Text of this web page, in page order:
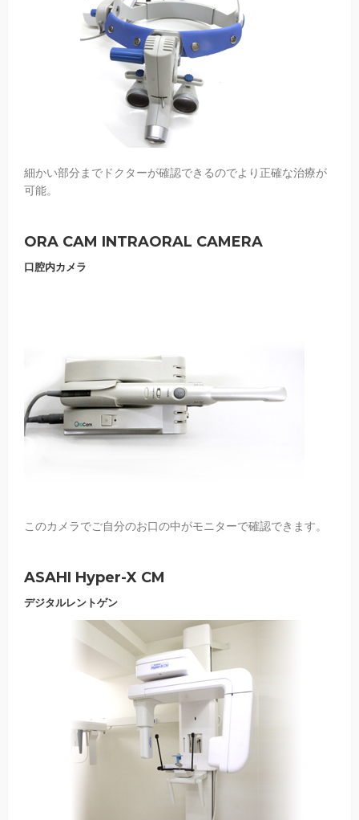
細かい部分までドクターが確認できるのでより正確な治療が
可能。
ORA CAM INTRAORAL CAMERA
口腔内カメラ
このカメラでご自分のお口の中がモニターで確認できます。
ASAHI Hyper-X CM
デジタルレントゲン